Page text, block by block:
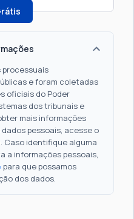
processuais
e foram coletadas
oficiais do Poder
dos tribunais e
mais informações
pessoais, acesse o
. Caso identifique alguma
a informações pessoais,
para que possamos
dos dados.